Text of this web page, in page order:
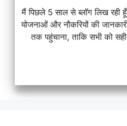
मैं पिछले 5 साल से ब्लॉग लिख रही
योजनाओं और नौकरियों की
तक पहुंचाना, ताकि सभी को